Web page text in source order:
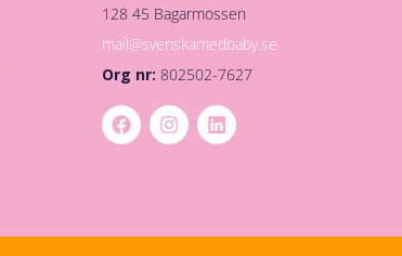
128 45 Bagarmossen
mail@svenskamedbaby.se
Org nr: 802502-7627